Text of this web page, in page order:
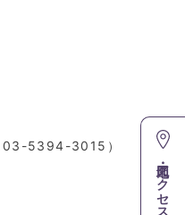
03-5394-3015 ）
地図・アクセス